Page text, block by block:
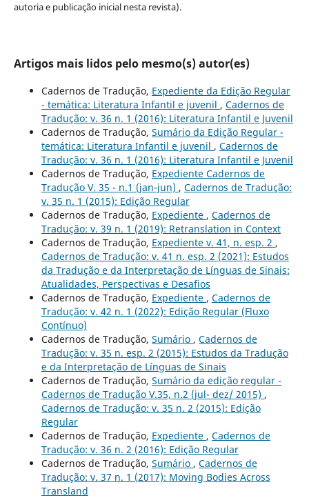
autoria e publicação inicial nesta revista).
Artigos mais lidos pelo mesmo(s) autor(es)
Cadernos de Tradução, Expediente da Edição Regular
- temática: Literatura Infantil e juvenil , Cadernos de
Tradução: v. 36 n. 1 (2016): Literatura Infantil e Juvenil
Cadernos de Tradução, Sumário da Edição Regular -
temática: Literatura Infantil e juvenil , Cadernos de
Tradução: v. 36 n. 1 (2016): Literatura Infantil e Juvenil
Cadernos de Tradução, Expediente Cadernos de
Tradução V. 35 - n.1 (jan-jun) , Cadernos de Tradução:
v. 35 n. 1 (2015): Edição Regular
Cadernos de Tradução, Expediente , Cadernos de
Tradução: v. 39 n. 1 (2019): Retranslation in Context
Cadernos de Tradução, Expediente v. 41, n. esp. 2 ,
Cadernos de Tradução: v. 41 n. esp. 2 (2021): Estudos
da Tradução e da Interpretação de Línguas de Sinais:
Atualidades, Perspectivas e Desafios
Cadernos de Tradução, Expediente , Cadernos de
Tradução: v. 42 n. 1 (2022): Edição Regular (Fluxo
Contínuo)
Cadernos de Tradução, Sumário , Cadernos de
Tradução: v. 35 n. esp. 2 (2015): Estudos da Tradução
e da Interpretação de Línguas de Sinais
Cadernos de Tradução, Sumário da edição regular -
Cadernos de Tradução V.35, n.2 (jul- dez/ 2015) ,
Cadernos de Tradução: v. 35 n. 2 (2015): Edição
Regular
Cadernos de Tradução, Expediente , Cadernos de
Tradução: v. 36 n. 2 (2016): Edição Regular
Cadernos de Tradução, Sumário , Cadernos de
Tradução: v. 37 n. 1 (2017): Moving Bodies Across
Transland